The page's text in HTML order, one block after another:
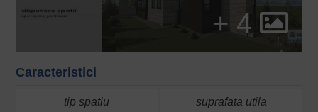
+ 4
Caracteristici
tip spatiu
suprafata utila